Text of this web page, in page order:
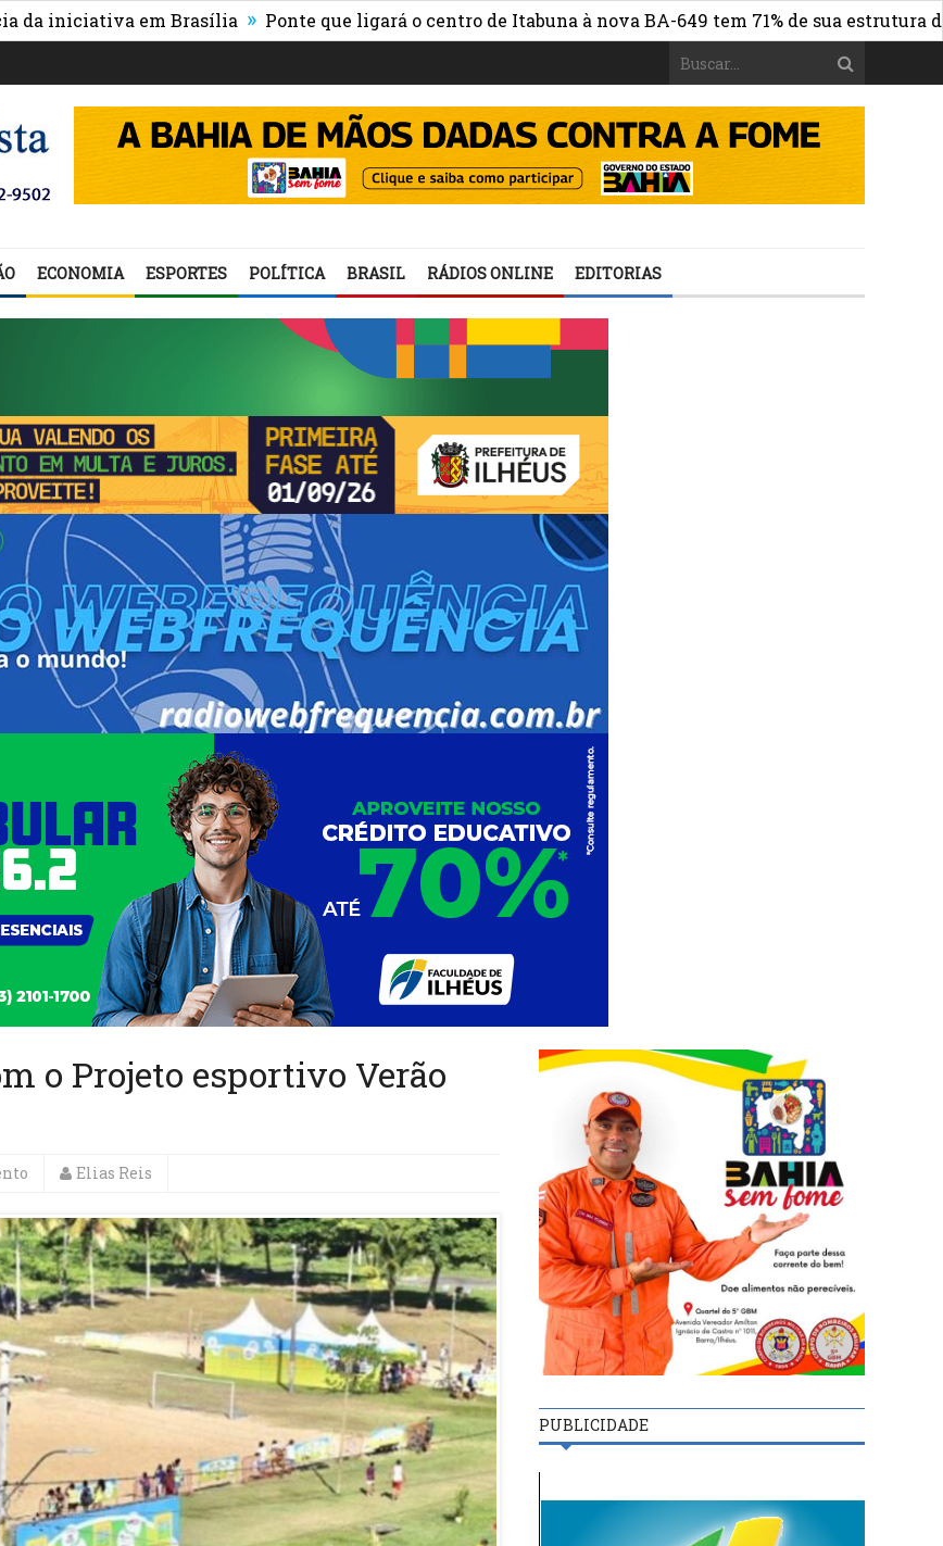
em Brasília » Ponte que ligará o centro de Itabuna à nova BA-649 tem 71% de sua estrutura de
ECONOMIA ESPORTES POLÍTICA BRASIL RÁDIOS ONLINE EDITORIAS
o Projeto esportivo Verão
Elias Reis
PUBLICIDADE